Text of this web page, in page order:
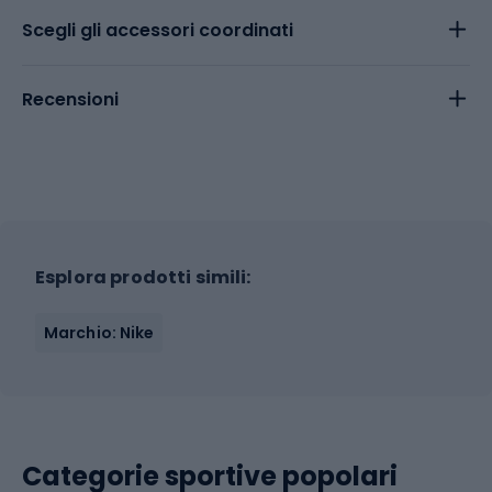
Scegli gli accessori coordinati
Recensioni
Esplora prodotti simili:
Marchio: Nike
Categorie sportive popolari